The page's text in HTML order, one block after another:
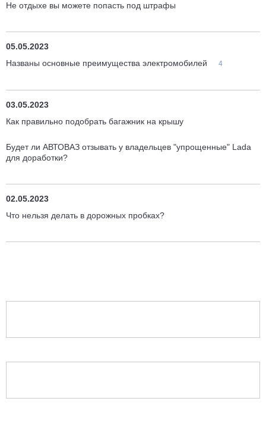
Не отдыхе вы можете попасть под штрафы
05.05.2023
Названы основные преимущества электромобилей
4
03.05.2023
Как правильно подобрать багажник на крышу
Будет ли АВТОВАЗ отзывать у владельцев "упрощенные" Lada
для доработки?
02.05.2023
Что нельзя делать в дорожных пробках?